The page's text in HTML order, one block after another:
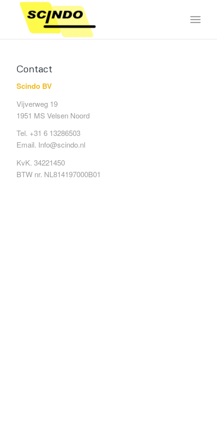
Contact
Scindo BV
Vijverweg 19
1951 MS Velsen Noord
Tel. +31 6 13286503
Email. Info@scindo.nl
KvK. 34221450
BTW nr. NL814197000B01